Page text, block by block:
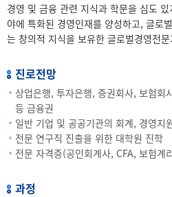
경영 및 금융 관련 지식과 학문을 심도
야에 특화된 경영인재를 양성하고, 글로
는 창의적 지식을 보유한 글로벌경영전
진로전망
상업은행, 투자은행, 증권회사, 보험회
등 금융권
일반 기업 및 공공기관의 회계, 경영지
전문 연구직 진출을 위한 대학원 진학
전문 자격증(공인회계사, CFA, 보험계
과정